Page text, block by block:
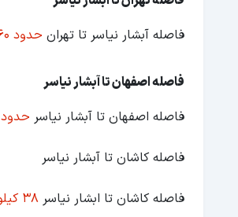
فاصله آبشار نیاسر تا تهران حدود ۲۶۰ کیلومتر است
فاصله اصفهان تا آبشار نیاسر
فاصله اصفهان تا آبشار نیاسر حدود ۲۳۰ کیلومتر است
فاصله کاشان تا آبشار نیاسر
فاصله کاشان تا ابشار نیاسر